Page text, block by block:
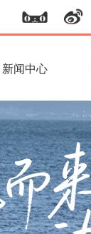
新闻中心